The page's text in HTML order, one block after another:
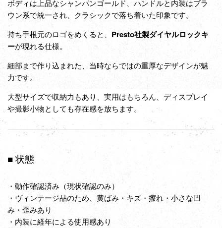
ボディは上品なシャンパンゴールド、ハンドルと内装はブラ
ウン系で統一され、クラシックで落ち着いた印象です。
持ち手根元のロゴをめくると、 Presto社製ダイヤルロックキ
ーが現れる仕様。
細部まで作り込まれた、当時ならではの重厚なデザインが魅
力です。
大型サイズで収納力もあり、実用はもちろん、ディスプレイ
や撮影小物としても存在感を放ちます。
■ 状態
・動作確認済み（現状確認のみ）
・ヴィンテージ品のため、黄ばみ・キズ・擦れ・小さな凹
み・歪みあり
・内装に経年による使用感あり